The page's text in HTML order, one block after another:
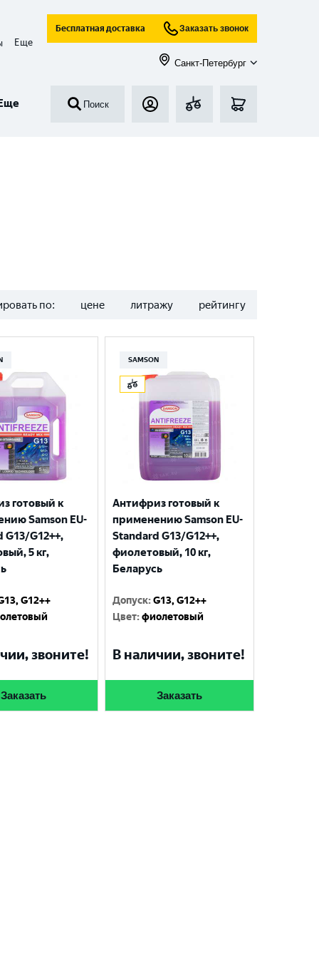
Еще
Бесплатная доставка Заказать звонок
Санкт-Петербург
Поиск
по: цене литражу рейтингу
готовый к
Samson EU-
G13/G12++,
5 кг,
G12++
звоните!
Заказать
SAMSON
Антифриз готовый к
применению Samson EU-
Standard G13/G12++,
фиолетовый, 10 кг,
Беларусь
Допуск:G13, G12++
Цвет:фиолетовый
В наличии, звоните!
Заказать